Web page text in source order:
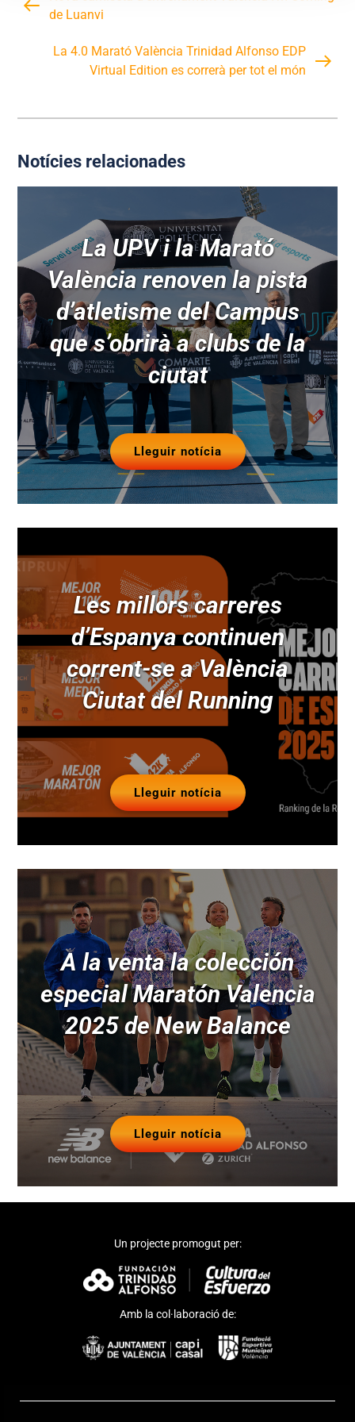
de Luanvi
La 4.0 Marató València Trinidad Alfonso EDP
Virtual Edition es correrà per tot el món
Notícies relacionades
La UPV i la Marató
València renoven la pista
d’atletisme del Campus
que s’obrirà a clubs de la
ciutat
Lleguir notícia
Les millors carreres
d’Espanya continuen
corrent-se a València
Ciutat del Running
Lleguir notícia
A la venta la colección
especial Maratón Valencia
2025 de New Balance
Lleguir notícia
Un projecte promogut per:
Amb la col·laboració de: